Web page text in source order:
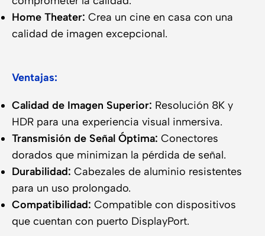
Home Theater: Crea un cine en casa con una
calidad de imagen excepcional.
Ventajas:
Calidad de Imagen Superior: Resolución 8K y
HDR para una experiencia visual inmersiva.
Transmisión de Señal Óptima: Conectores
dorados que minimizan la pérdida de señal.
Durabilidad: Cabezales de aluminio resistentes
para un uso prolongado.
Compatibilidad: Compatible con dispositivos
que cuentan con puerto DisplayPort.